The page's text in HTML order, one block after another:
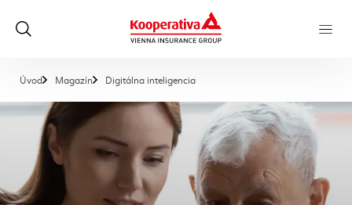
Úvod Magazín Digitálna inteligencia, aktuálna stránka